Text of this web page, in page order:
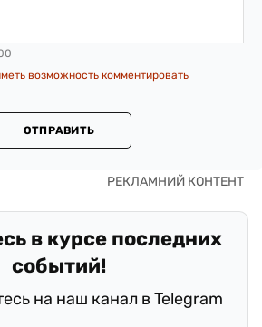
возможность комментировать
ОТПРАВИТЬ
в курсе последних
событий!
на наш канал в Telegram